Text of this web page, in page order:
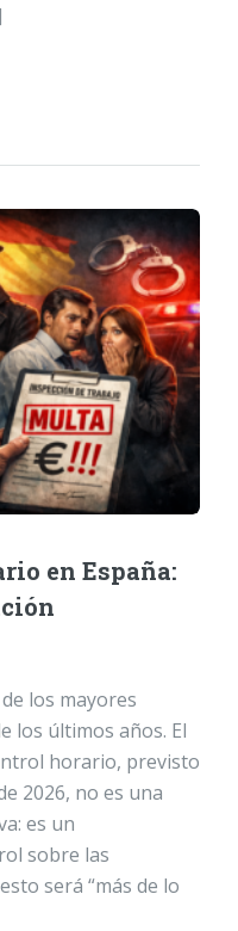
en España:
los mayores
los últimos años. El
horario, previsto
2026, no es una
es un
sobre las
será “más de lo